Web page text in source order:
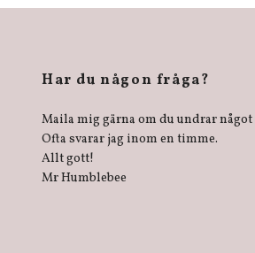
Har du någon fråga?
Maila mig gärna om du undrar något
Ofta svarar jag inom en timme.
Allt gott!
Mr Humblebee